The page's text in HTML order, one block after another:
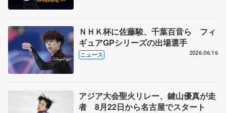
ＮＨＫ杯に佐藤駿、千葉百音ら フィ
ギュアGPシリーズの出場選手
ニュース 2026.06.16
アジア大会聖火リレー、鍵山優真が走
者 8月22日から名古屋でスタート